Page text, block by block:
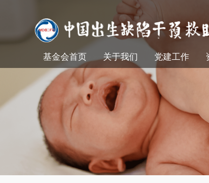
基金会首页 关于我们 党建工作